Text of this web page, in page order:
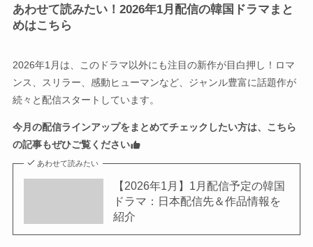
あわせて読みたい！2026年1月配信の韓国ドラマまと
めはこちら
2026年1月は、このドラマ以外にも注目の新作が目白押し！ロマ
ンス、スリラー、感動ヒューマンなど、ジャンル豊富に話題作が
続々と配信スタートしています。
今月の配信ラインアップをまとめてチェックしたい方は、こちら
の記事もぜひご覧ください
あわせて読みたい
【2026年1月】1月配信予定の韓国
ドラマ：日本配信先＆作品情報を
紹介